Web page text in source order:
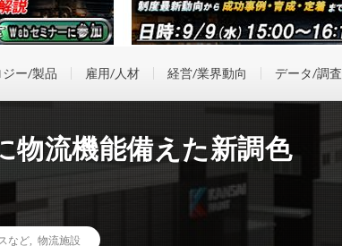
ー/製品 雇用/人材 経営/業界動向 データ/調査
物流機能備えた新調色
など 物流施設